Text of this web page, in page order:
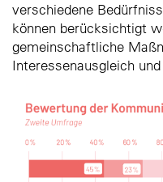
verschiedene
können berücksichtigt
gemeinschaftliche
Interessenausgleich